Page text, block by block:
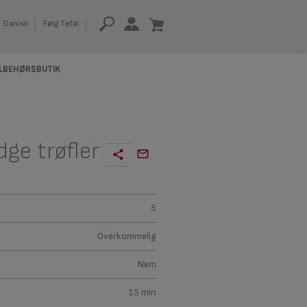
Danish Følg Tefal
trøfler
5
Overkommelig
Nem
15 min